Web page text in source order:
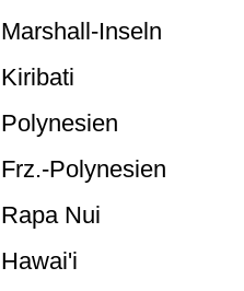
Marshall-Inseln
Kiribati
Polynesien
Frz.-Polynesien
Rapa Nui
Hawai'i